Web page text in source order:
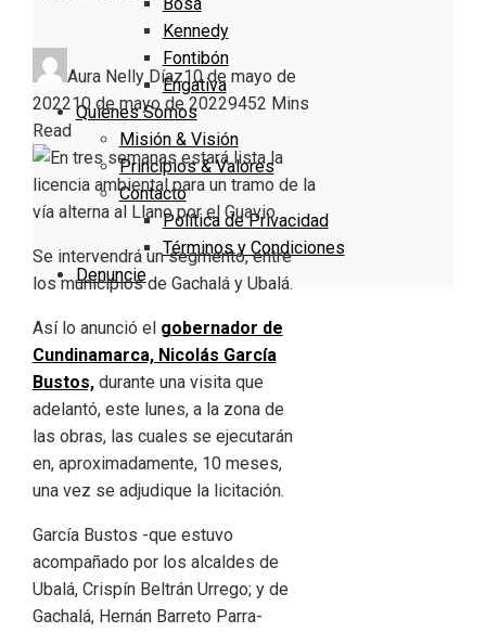
Kennedy
Fontibón
Engativa
Quienes Somos
Misión & Visión
Principios & Valores
Contacto
Política de Privacidad
Términos y Condiciones
Denuncie
Aura Nelly Díaz10 de mayo de
202210 de mayo de 20229452 Mins
Read
Se intervendrá un segmento, entre
los municipios de Gachalá y Ubalá.
Así lo anunció el gobernador de
Cundinamarca, Nicolás García
Bustos,durante una visita que
adelantó, este lunes, a la zona de
las obras, las cuales se ejecutarán
en, aproximadamente, 10 meses,
una vez se adjudique la licitación.
García Bustos -que estuvo
acompañado por los alcaldes de
Ubalá, Crispín Beltrán Urrego; y de
Gachalá, Hernán Barreto Parra-